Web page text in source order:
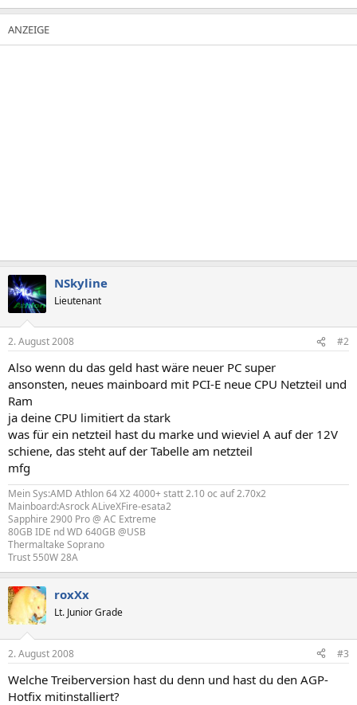
NSkyline
Lieutenant
2. August 2008 #2
Also wenn du das geld hast wäre neuer PC super
ansonsten, neues mainboard mit PCI-E neue CPU Netzteil und
Ram
ja deine CPU limitiert da stark
was für ein netzteil hast du marke und wieviel A auf der 12V
schiene, das steht auf der Tabelle am netzteil
mfg
Mein Sys:AMD Athlon 64 X2 4000+ statt 2.10 oc auf 2.70x2
Mainboard:Asrock ALiveXFire-esata2
Sapphire 2900 Pro @ AC Extreme
80GB IDE nd WD 640GB @USB
Thermaltake Soprano
Trust 550W 28A
roxXx
Lt. Junior Grade
2. August 2008 #3
Welche Treiberversion hast du denn und hast du den AGP-
Hotfix mitinstalliert?